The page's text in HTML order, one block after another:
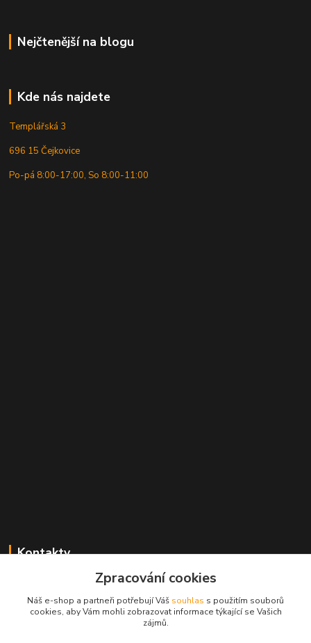
Nejčtenější na blogu
Kde nás najdete
Templářská 3
696 15 Čejkovice
Po-pá 8:00-17:00, So 8:00-11:00
Kontakty
+420 723 828 116
Po-Pá 8:00-17:00 hod., So 8:00-11:00 hod.
Zpracování cookies
Náš e-shop a partneři potřebují Váš souhlas s použitím souborů
cookies, aby Vám mohli zobrazovat informace týkající se Vašich
zájmů.